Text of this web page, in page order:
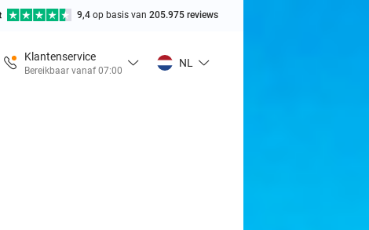
9,4 op basis van 205.975 reviews
Klantenservice
Bereikbaar vanaf 07:00
NL